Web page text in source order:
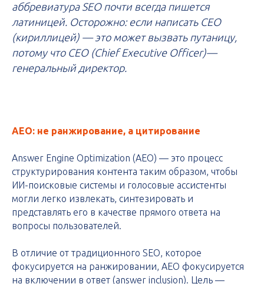
аббревиатура SEO почти всегда пишется
латиницей. Осторожно: если написать СЕО
(кириллицей) — это может вызвать путаницу,
потому что CEO (Chief Executive Officer)—
генеральный директор.
AEO: не ранжирование, а цитирование
Answer Engine Optimization (AEO) — это процесс
структурирования контента таким образом, чтобы
ИИ-поисковые системы и голосовые ассистенты
могли легко извлекать, синтезировать и
представлять его в качестве прямого ответа на
вопросы пользователей.
В отличие от традиционного SEO, которое
фокусируется на ранжировании, AEO фокусируется
на включении в ответ (answer inclusion). Цель —